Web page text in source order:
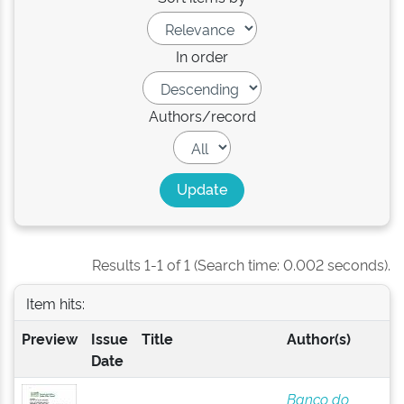
In order
Authors/record
Results 1-1 of 1 (Search time: 0.002 seconds).
Item hits:
Preview
Issue
Date
Title Author(s)
Banco do